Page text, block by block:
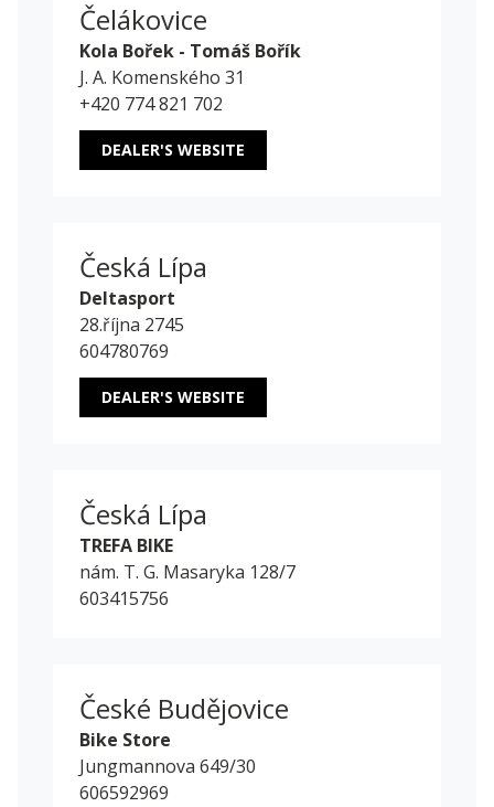
Čelákovice
Kola Bořek - Tomáš Bořík
J. A. Komenského 31
+420 774 821 702
DEALER'S WEBSITE
Česká Lípa
Deltasport
28.října 2745
604780769
DEALER'S WEBSITE
Česká Lípa
TREFA BIKE
nám. T. G. Masaryka 128/7
603415756
České Budějovice
Bike Store
Jungmannova 649/30
606592969